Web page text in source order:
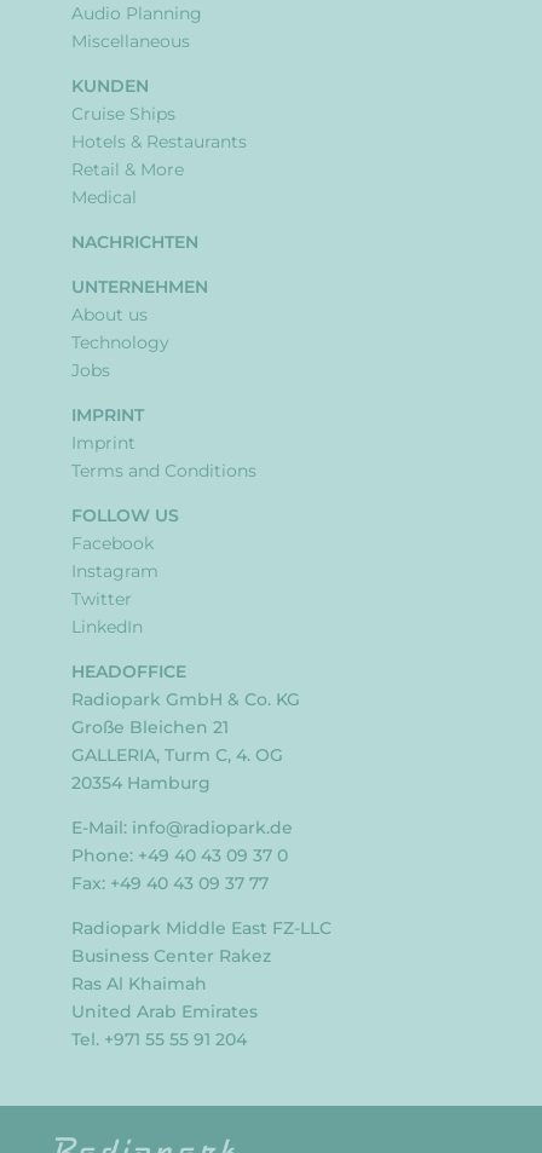
Audio Planning
Miscellaneous
KUNDEN
Cruise Ships
Hotels & Restaurants
Retail & More
Medical
NACHRICHTEN
UNTERNEHMEN
About us
Technology
Jobs
IMPRINT
Imprint
Terms and Conditions
FOLLOW US
Facebook
Instagram
Twitter
LinkedIn
HEADOFFICE
Radiopark GmbH & Co. KG
Große Bleichen 21
GALLERIA, Turm C, 4. OG
20354 Hamburg
E-Mail: info@radiopark.de
Phone: +49 40 43 09 37 0
Fax: +49 40 43 09 37 77
Radiopark Middle East FZ-LLC
Business Center Rakez
Ras Al Khaimah
United Arab Emirates
Tel. +971 55 55 91 204